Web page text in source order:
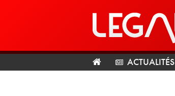
ACTUALITÉS